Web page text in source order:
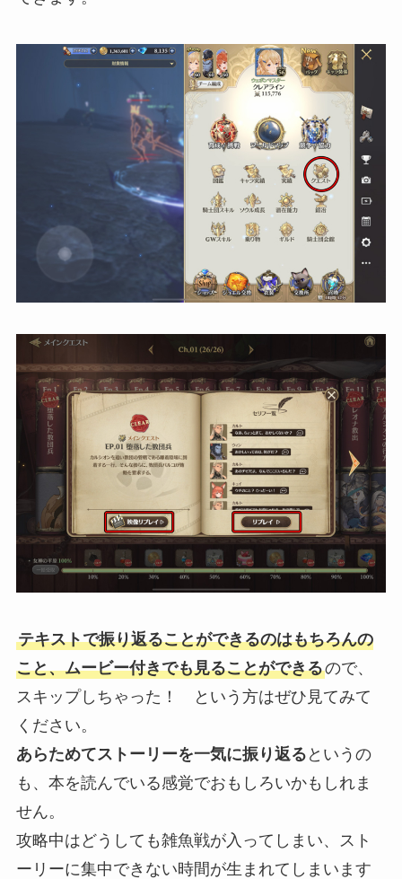
テキストで振り返ることができるのはもちろんの
こと、ムービー付きでも見ることができるので、
スキップしちゃった！ という方はぜひ見てみて
ください。
あらためてストーリーを一気に振り返る というの
も、本を読んでいる感覚でおもしろいかもしれま
せん。
攻略中はどうしても雑魚戦が入ってしまい、スト
ーリーに集中できない時間が生まれてしまいます